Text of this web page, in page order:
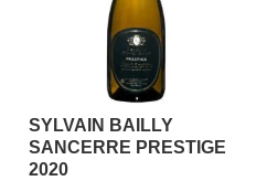
SYLVAIN BAILLY
SANCERRE PRESTIGE
2020